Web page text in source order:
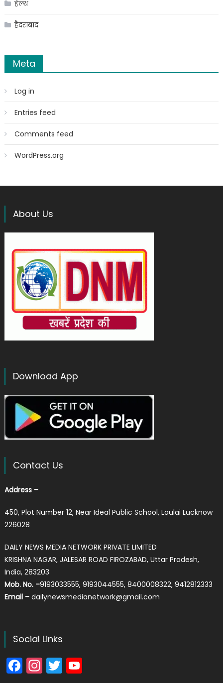
हेल्थ
हैदराबाद
Meta
Log in
Entries feed
Comments feed
WordPress.org
About Us
Download App
Contact Us
Address –
450, Plot Number 12, Near Ideal Public School, Laulai Lucknow
226028
DAILY NEWS MEDIA NETWORK PRIVATE LIMITED
KRISHNA NAGAR, JALESAR ROAD FIROZABAD, Uttar Pradesh,
India, 283203
Mob. No. –9193033555, 9193044555, 8400008322, 9412812333
Email – dailynewsmedianetwork@gmail.com
Social Links
Facebook
Instagram
TwitterYouTube